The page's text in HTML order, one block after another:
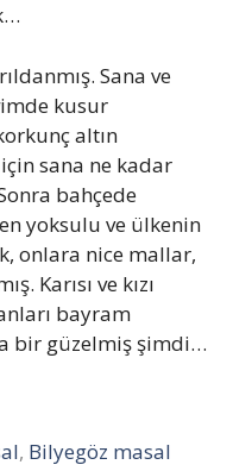
Sana ve
kusur
altın
sana ne kadar
bahçede
yoksulu ve ülkenin
onlara nice mallar,
Karısı ve kızı
bayram
bir güzelmiş şimdi…
, Bilyegöz masal